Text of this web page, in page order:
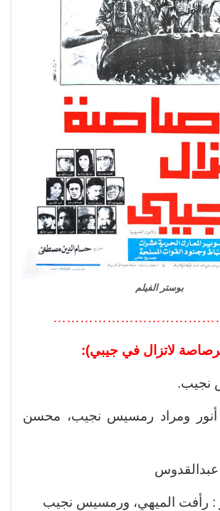
بوستر الفيلم
لاتزال في جيبي):
نجيب.
ومراد رمسيس نجيب، محسن
: رأفت الميهي، ورمسيس نجيب